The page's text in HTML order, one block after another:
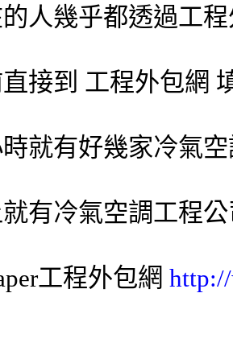
人幾乎都透過工程
接到 工程外包網
就有好幾家冷氣
有冷氣空調工程
工程外包網